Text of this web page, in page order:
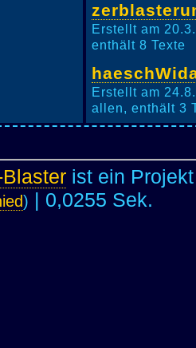
Erstellt am
enthält 8 Texte
Erstellt am
allen, enthält 3
ist ein
) | 0,0255 Sek.